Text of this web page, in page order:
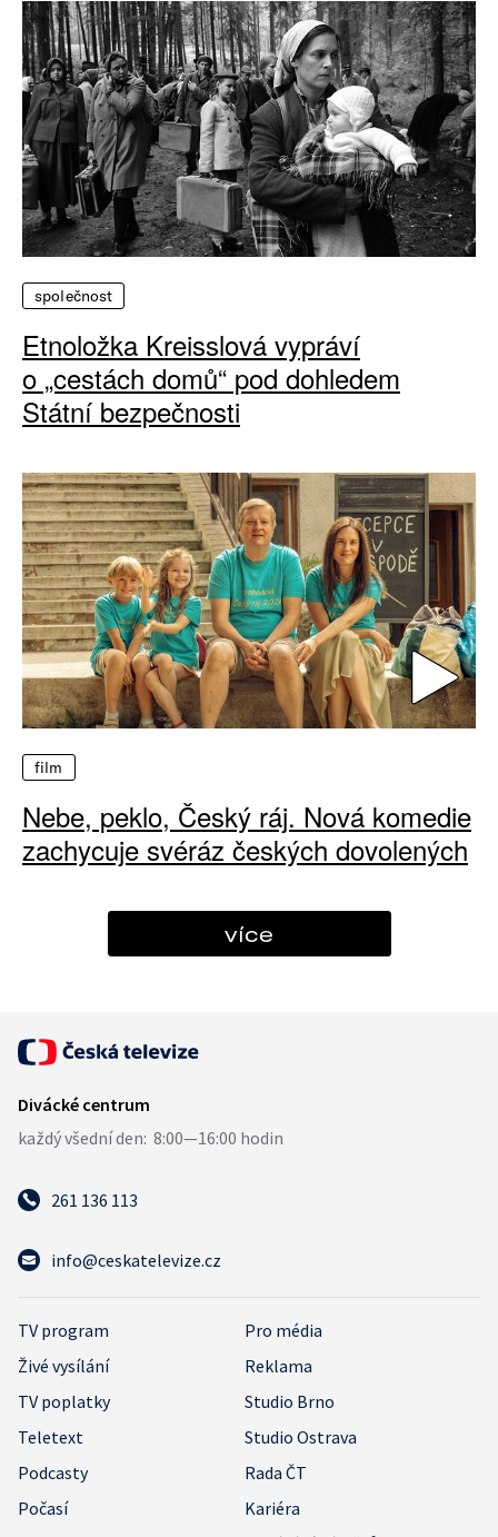
společnost
Etnoložka Kreisslová vypráví
o „cestách domů“ pod dohledem
Státní bezpečnosti
film
Nebe, peklo, Český ráj. Nová komedie
zachycuje svéráz českých dovolených
více
261 136 113
info@ceskatelevize.cz
TV program
Pro média
Živé vysílání
Reklama
TV poplatky
Studio Brno
Teletext
Studio Ostrava
Podcasty
Rada ČT
Počasí
Kariéra